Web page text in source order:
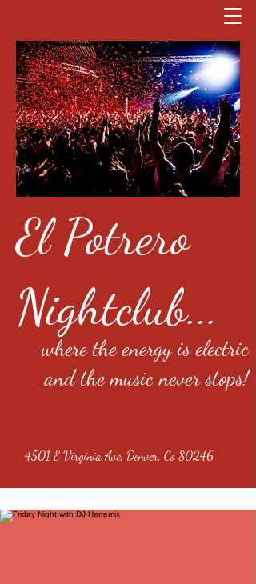
El Potrero
Nightclub...
where the energy is electric
and the music never stops!
4501 E Virginia Ave, Denver, Co 80246